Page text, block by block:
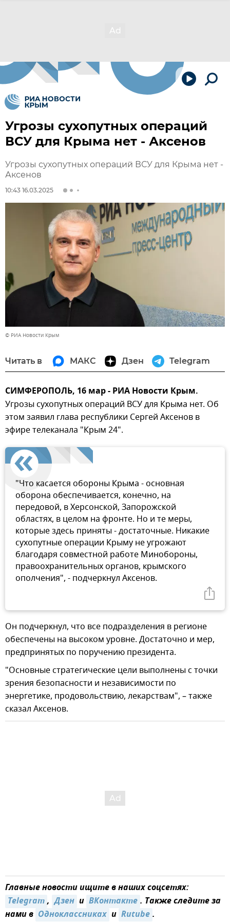
Угрозы сухопутных операций
ВСУ для Крыма нет - Аксенов
Угрозы сухопутных операций ВСУ для Крыма нет -
Аксенов
10:43 16.03.2025
© РИА Новости Крым
Читать в МАКС Дзен Telegram
СИМФЕРОПОЛЬ, 16 мар - РИА Новости Крым.
Угрозы сухопутных операций ВСУ для Крыма нет. Об
этом заявил глава республики Сергей Аксенов в
эфире телеканала "Крым 24".
"Что касается обороны Крыма - основная
оборона обеспечивается, конечно, на
передовой, в Херсонской, Запорожской
областях, в целом на фронте. Но и те меры,
которые здесь приняты - достаточные. Никакие
сухопутные операции Крыму не угрожают
благодаря совместной работе Минобороны,
правоохранительных органов, крымского
ополчения", - подчеркнул Аксенов.
Он подчеркнул, что все подразделения в регионе
обеспечены на высоком уровне. Достаточно и мер,
предпринятых по поручению президента.
"Основные стратегические цели выполнены с точки
зрения безопасности и независимости по
энергетике, продовольствию, лекарствам", – также
сказал Аксенов.
Главные новости ищите в наших соцсетях:
Telegram, Дзен и ВКонтакте. Также следите за
нами в Одноклассниках и Rutube.